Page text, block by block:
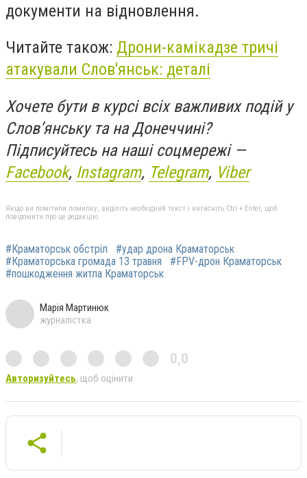
документи на відновлення.
Читайте також: Дрони-камікадзе тричі
атакували Слов'янськ: деталі
Хочете бути в курсі всіх важливих подій у
Слов’янську та на Донеччині?
Підписуйтесь на наші соцмережі —
Facebook, Instagram, Telegram, Viber
Якщо ви помітили помилку, виділіть необхідний текст і натисніть Ctrl + Enter, щоб
повідомити про це редакцію
#Краматорськ обстріл
#удар дрона Краматорськ
#Краматорська громада 13 травня
#FPV-дрон Краматорськ
#пошкодження житла Краматорськ
Марія Мартинюк
журналістка
0,0
Авторизуйтесь, щоб оцінити